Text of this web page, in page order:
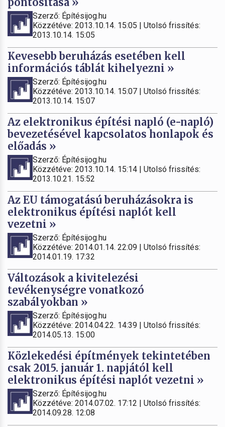
Szerző: Építésijog.hu
Közzétéve: 2013.10.14. 15:05 | Utolsó frissítés:
2013.10.14. 15:05
Kevesebb beruházás esetében kell
információs táblát kihelyezni »
Szerző: Építésijog.hu
Közzétéve: 2013.10.14. 15:07 | Utolsó frissítés:
2013.10.14. 15:07
Az elektronikus építési napló (e-napló)
bevezetésével kapcsolatos honlapok és
előadás »
Szerző: Építésijog.hu
Közzétéve: 2013.10.14. 15:14 | Utolsó frissítés:
2013.10.21. 15:52
Az EU támogatású beruházásokra is
elektronikus építési naplót kell
vezetni »
Szerző: Építésijog.hu
Közzétéve: 2014.01.14. 22:09 | Utolsó frissítés:
2014.01.19. 17:32
Változások a kivitelezési
tevékenységre vonatkozó
szabályokban »
Szerző: Építésijog.hu
Közzétéve: 2014.04.22. 14:39 | Utolsó frissítés:
2014.05.13. 15:00
Közlekedési építmények tekintetében
csak 2015. január 1. napjától kell
elektronikus építési naplót vezetni »
Szerző: Építésijog.hu
Közzétéve: 2014.07.02. 17:12 | Utolsó frissítés:
2014.09.28. 12:08